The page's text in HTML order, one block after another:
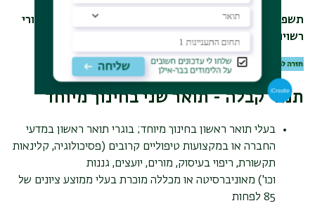
תשפ"ד - התוכנית אינה סופית וייתכנו שינויים (כפוף לאישורי
רשויות האוניברסיטה).
תנאי קבלה - תואר שני בחינוך מיוחד
בעלי תואר ראשון בחינוך מיוחד; בוגרי תואר ראשון במדעי
החברה או במקצועות טיפוליים קרובים (פסיכולוגיה, קלינאות
תקשורת, ריפוי בעיסוק, מורים, יועצים, גננות
וכו') מאוניברסיטה או מכללה מוכרת בעלי ממוצע ציונים של
85 לפחות